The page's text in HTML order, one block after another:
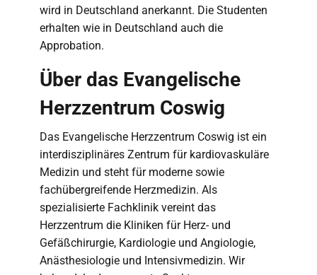
wird in Deutschland anerkannt. Die Studenten
erhalten wie in Deutschland auch die
Approbation.
Über das Evangelische
Herzzentrum Coswig
Das Evangelische Herzzentrum Coswig ist ein
interdisziplinäres Zentrum für kardiovaskuläre
Medizin und steht für moderne sowie
fachübergreifende Herzmedizin. Als
spezialisierte Fachklinik vereint das
Herzzentrum die Kliniken für Herz- und
Gefäßchirurgie, Kardiologie und Angiologie,
Anästhesiologie und Intensivmedizin. Wir